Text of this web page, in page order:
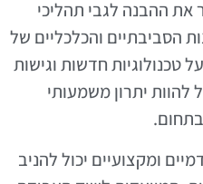
את ההבנה לגבי תהליכי
הסביבתיים והכלכליים של
טכנולוגיות חדשות וגישות
להוות יתרון משמעותי
ומקצועיים יכול להניב